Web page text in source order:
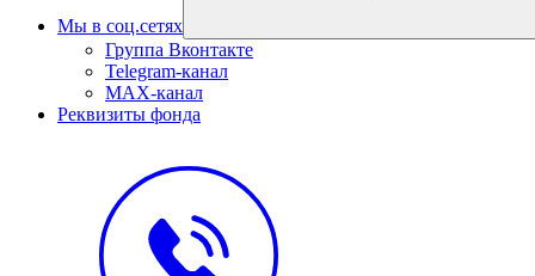
Мы в соц.сетях
Группа Вконтакте
Telegram-канал
MAX-канал
Реквизиты фонда